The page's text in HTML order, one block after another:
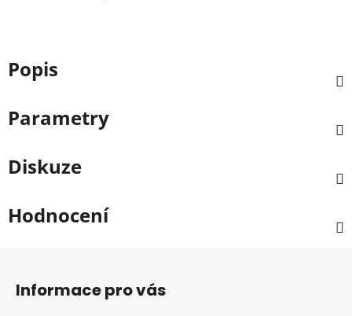
Popis
Parametry
Diskuze
Hodnocení
Informace pro vás